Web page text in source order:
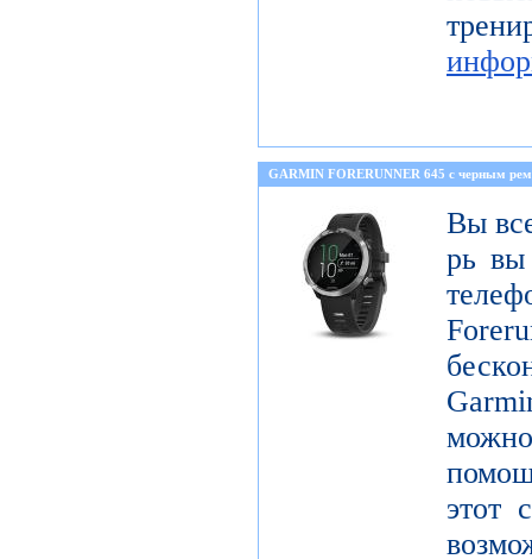
GARMIN FORERUNNER 645 с черным
Вы
рь вы
этот